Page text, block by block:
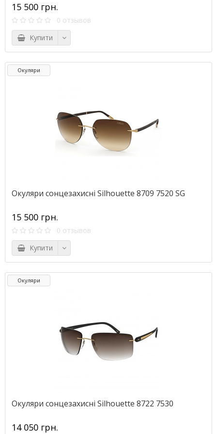
15 500 грн.
0 отзывов
Купити
Окуляри
Окуляри сонцезахисні Silhouette 8709 7520 SG
15 500 грн.
0 отзывов
Купити
Окуляри
Окуляри сонцезахисні Silhouette 8722 7530
14 050 грн.